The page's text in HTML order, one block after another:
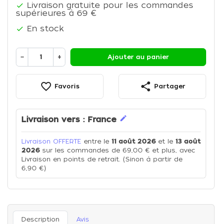
 Livraison gratuite pour les commandes
supérieures à 69 €
 En stock
− + Ajouter au panier
favorite_border Favoris share Partager
Livraison vers : France edit
Livraison OFFERTE entre le 11 août 2026et le 13 août
2026sur les commandes de 69,00 € et plus, avec
Livraison en points de retrait. (Sinon à partir de
6,90 €)
Description Avis